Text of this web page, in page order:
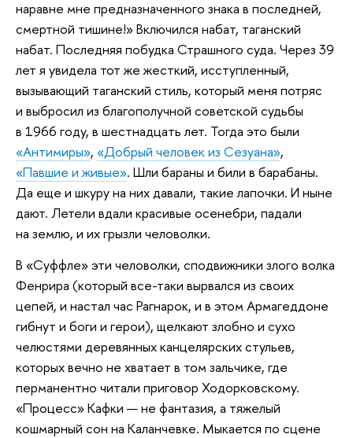
наравне мне предназначенного знака в последней,
смертной тишине!» Включился набат, таганский
набат. Последняя побудка Страшного суда. Через 39
лет я увидела тот же жесткий, исступленный,
вызывающий таганский стиль, который меня потряс
и выбросил из благополучной советской судьбы
в 1966 году, в шестнадцать лет. Тогда это были
«Антимиры», «Добрый человек из Сезуана»,
«Павшие и живые». Шли бараны и били в барабаны.
Да еще и шкуру на них давали, такие лапочки. И ныне
дают. Летели вдали красивые осенебри, падали
на землю, и их грызли человолки.
В «Суффле» эти человолки, сподвижники злого волка
Фенрира (который все-таки вырвался из своих
цепей, и настал час Рагнарок, и в этом Армагеддоне
гибнут и боги и герои), щелкают злобно и сухо
челюстями деревянных канцелярских стульев,
которых вечно не хватает в том зальчике, где
перманентно читали приговор Ходорковскому.
«Процесс» Кафки — не фантазия, а тяжелый
кошмарный сон на Каланчевке. Мыкается по сцене